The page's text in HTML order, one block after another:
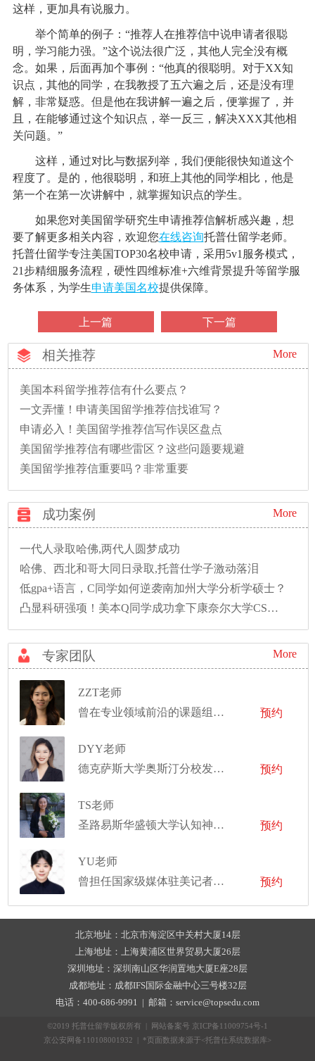
这样，更加具有说服力。
举个简单的例子：“推荐人在推荐信中说申请者很聪
明，学习能力强。”这个说法很广泛，其他人完全没有概
念。如果，后面再加个事例：“他真的很聪明。对于XX知
识点，其他的同学，在我教授了五六遍之后，还是没有理
解，非常疑惑。但是他在我讲解一遍之后，便掌握了，并
且，在能够通过这个知识点，举一反三，解决XXX其他相
关问题。”
这样，通过对比与数据列举，我们便能很快知道这个
程度了。是的，他很聪明，和班上其他的同学相比，他是
第一个在第一次讲解中，就掌握知识点的学生。
如果您对美国留学研究生申请推荐信解析感兴趣，想
要了解更多相关内容，欢迎您在线咨询托普仕留学老师。
托普仕留学专注美国TOP30名校申请，采用5v1服务模式，
21步精细服务流程，硬性四维标准+六维背景提升等留学服
务体系，为学生申请美国名校提供保障。
上一篇 下一篇
相关推荐 More
美国本科留学推荐信有什么要点？
一文弄懂！申请美国留学推荐信找谁写？
申请必入！美国留学推荐信写作误区盘点
美国留学推荐信有哪些雷区？这些问题要规避
美国留学推荐信重要吗？非常重要
成功案例 More
一代人录取哈佛,两代人圆梦成功
哈佛、西北和哥大同日录取,托普仕学子激动落泪
低gpa+语言，C同学如何逆袭南加州大学分析学硕士？
凸显科研强项！美本Q同学成功拿下康奈尔大学CS硕士录取！
专家团队 More
ZZT老师
曾在专业领域前沿的课题组工作并发表论文
预约
DYY老师
德克萨斯大学奥斯汀分校发展心理学博士
预约
TS老师
圣路易斯华盛顿大学认知神经科学博士
预约
YU老师
曾担任国家级媒体驻美记者，参与制作国内多个著名电视台和平台的纪录片
预约
北京地址：北京市海淀区中关村大厦14层
上海地址：上海黄浦区世界贸易大厦26层
深圳地址：深圳南山区华润置地大厦E座28层
成都地址：成都IFS国际金融中心三号楼32层
电话：400-686-9991 | 邮箱：service@topsedu.com
©2019 托普仕留学版权所有 | 网站备案号 京ICP备11009754号-1
京公安网备110108001932 | *页面数据来源于<托普仕系统数据库>